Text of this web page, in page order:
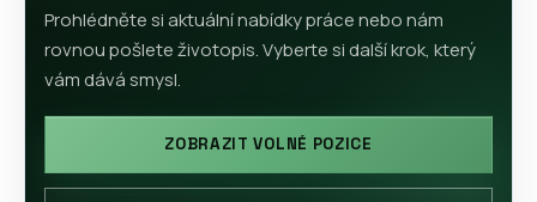
Prohlédněte si aktuální nabídky práce nebo nám
rovnou pošlete životopis. Vyberte si další krok, který
vám dává smysl.
ZOBRAZIT VOLNÉ POZICE